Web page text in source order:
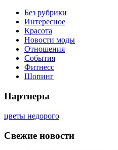
Без рубрики
Интересное
Красота
Новости моды
Отношения
События
Фитнесс
Шопинг
Партнеры
цветы недорого
Свежие новости